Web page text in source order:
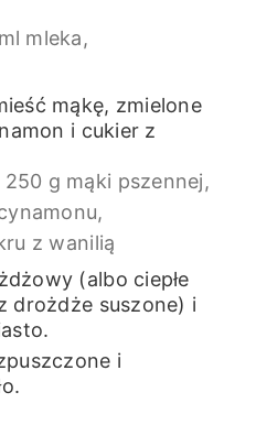
mleka,
mąkę, zmielone
i cukier z
250 g mąki pszennej,
z wanilią
(albo ciepłe
drożdże suszone) i
i